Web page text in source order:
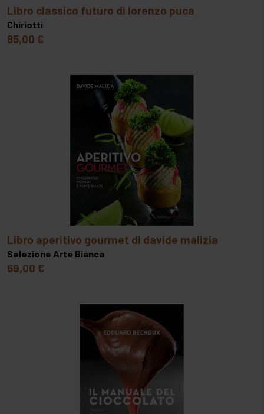
sopra.
libro classico futuro di lorenzo puca
Chiriotti
85,00 €
libro aperitivo gourmet di davide malizia
Selezione Arte Bianca
69,00 €